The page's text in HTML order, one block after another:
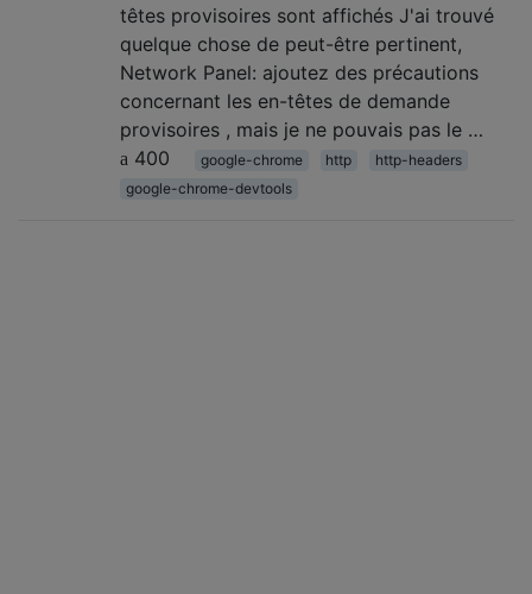
têtes provisoires sont affichés J'ai trouvé
quelque chose de peut-être pertinent,
Network Panel: ajoutez des précautions
concernant les en-têtes de demande
provisoires , mais je ne pouvais pas le …
400
google-chrome http
http-headers
google-chrome-devtools